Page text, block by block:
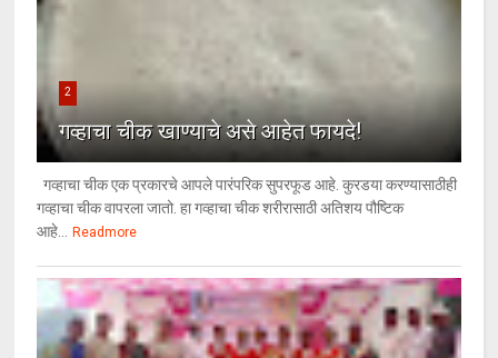
2
गव्हाचा चीक खाण्याचे असे आहेत फायदे!
गव्हाचा चीक एक प्रकारचे आपले पारंपरिक सुपरफूड आहे. कुरडया करण्यासाठीही
गव्हाचा चीक वापरला जातो. हा गव्हाचा चीक शरीरासाठी अतिशय पौष्टिक
आहे... Readmore